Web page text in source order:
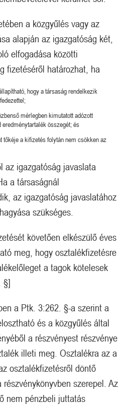
a közgyűlés vagy az
alapján az igazgatóság két,
elfogadása közötti
fizetéséről határozhat, ha
hogy a társaság rendelkezik
mérlegben kimutatott adózott
összegét; és
tőkéje a kifizetés folytán nem csökken az
az igazgatóság javaslata
a társaságnál
az igazgatóság javaslatához
szükséges.
követően elkészülő éves
meg, hogy osztalékfizetésre
a tagok kötelesek
§]
a Ptk. 3:262. §-a szerint a
és a közgyűlés által
a részvényest részvénye
illeti meg. Osztalékra az a
osztalékfizetésről döntő
szerepel. Az
nem pénzbeli juttatás